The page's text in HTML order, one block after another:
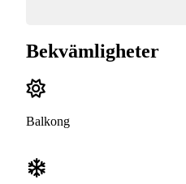
Bekvämligheter
Balkong